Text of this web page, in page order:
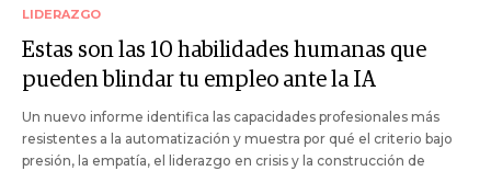
LIDERAZGO
Estas son las 10 habilidades humanas que
pueden blindar tu empleo ante la IA
Un nuevo informe identifica las capacidades profesionales más
resistentes a la automatización y muestra por qué el criterio bajo
presión, la empatía, el liderazgo en crisis y la construcción de